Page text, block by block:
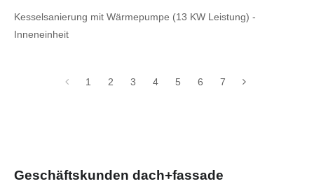
Kesselsanierung mit Wärmepumpe (13 KW Leistung) -
Inneneinheit
1 2 3 4 5 6 7
Geschäftskunden dach+fassade